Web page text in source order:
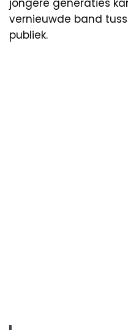
jongere generaties
vernieuwde band
publiek.